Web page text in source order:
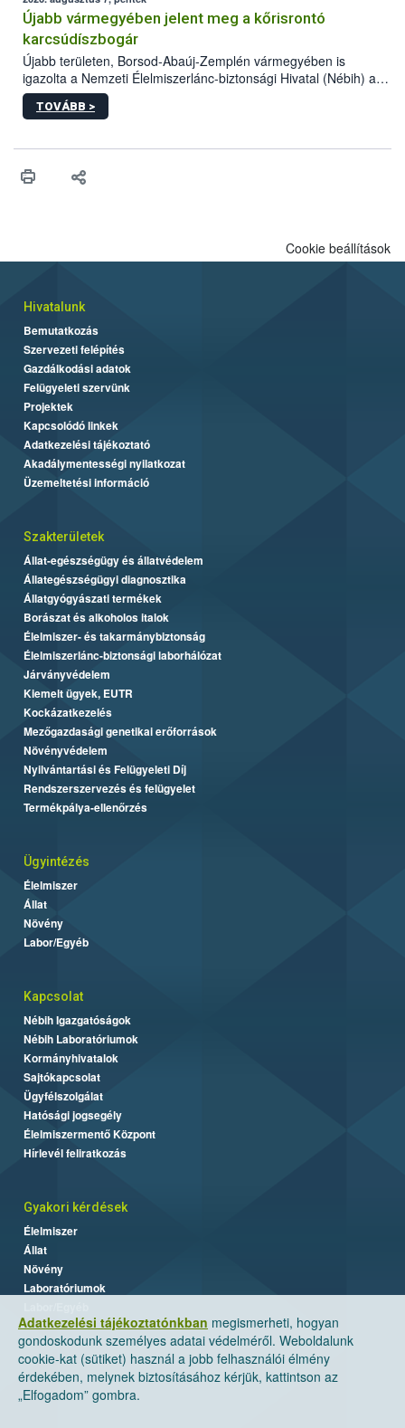
előforduló árulkodó jeleket, valamint a webáruházakból való
vásárlás kockázatait.
Újabb vármegyében jelent meg a kőrisrontó
karcsúdíszbogár
Újabb területen, Borsod-Abaúj-Zemplén vármegyében is
igazolta a Nemzeti Élelmiszerlánc-biztonsági Hivatal (Nébih) a
kőrisrontó karcsúdíszbogár (Agrilus planipennis) jelenlétét. A
kártevőt nem csak színcsapdában találták meg, de már fertőzött
az intenzív felderítést, emellett az intézkedéseket a szlovák
TOVÁBB >
Adatkezelési tájékoztatónkban megismerheti, hogyan
gondoskodunk személyes adatai védelméről. Weboldalunk
cookie-kat (sütiket) használ a jobb felhasználói élmény
érdekében, melynek biztosításához kérjük, kattintson az
„Elfogadom” gombra.
Cookie beállítások
Hivatalunk
Bemutatkozás
Szervezeti felépítés
Gazdálkodási adatok
Felügyeleti szervünk
Projektek
Kapcsolódó linkek
Adatkezelési tájékoztató
Akadálymentességi nyilatkozat
Üzemeltetési információ
Szakterületek
Állat-egészségügy és állatvédelem
Állategészségügyi diagnosztika
Állatgyógyászati termékek
Borászat és alkoholos italok
Élelmiszer- és takarmánybiztonság
Élelmiszerlánc-biztonsági laborhálózat
Járványvédelem
Kiemelt ügyek, EUTR
Kockázatkezelés
Mezőgazdasági genetikai erőforrások
Növényvédelem
Nyilvántartási és Felügyeleti Díj
Rendszerszervezés és felügyelet
Termékpálya-ellenőrzés
Ügyintézés
Élelmiszer
Állat
Növény
Labor/Egyéb
Kapcsolat
Nébih Igazgatóságok
Nébih Laboratóriumok
Kormányhivatalok
Sajtókapcsolat
Ügyfélszolgálat
Hatósági jogsegély
Élelmiszermentő Központ
Hírlevél feliratkozás
Gyakori kérdések
Élelmiszer
Állat
Növény
Laboratóriumok